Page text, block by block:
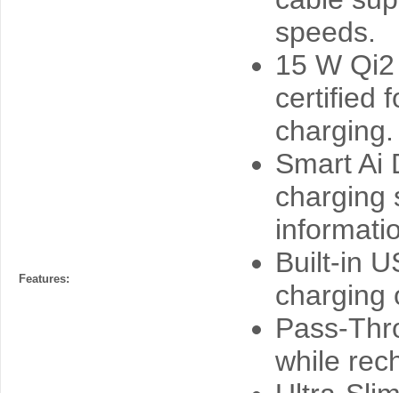
Features:
speeds.
15 W
certified
charging.
Smart Ai
charging
Built-in
charging
Pass-
while